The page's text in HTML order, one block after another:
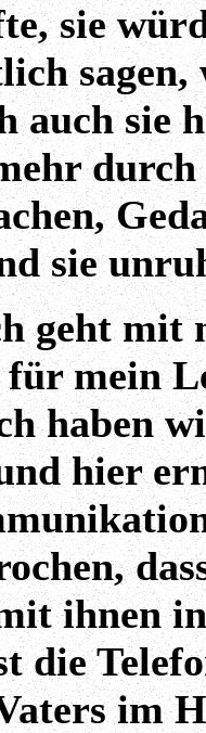
sie
sagen,
auch sie
sie
geht mit
für mein
haben
hier
ihnen
die
im